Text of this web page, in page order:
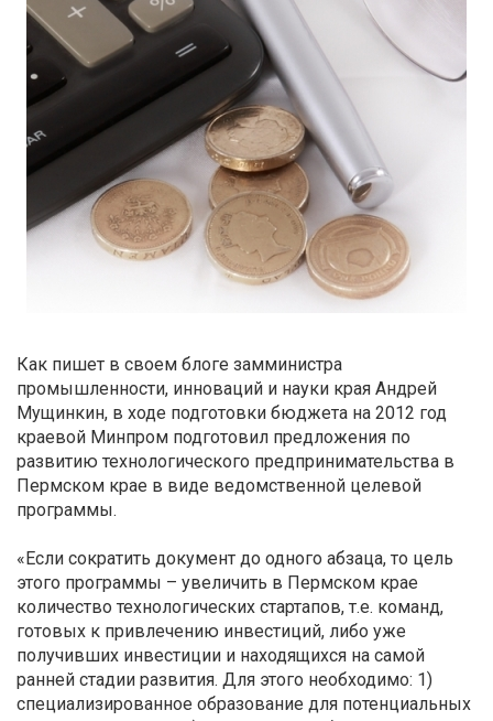
Как пишет в своем блоге замминистра
промышленности, инноваций и науки края Андрей
Мущинкин, в ходе подготовки бюджета на 2012 год
краевой Минпром подготовил предложения по
развитию технологического предпринимательства в
Пермском крае в виде ведомственной целевой
программы.
«Если сократить документ до одного абзаца, то цель
этого программы – увеличить в Пермском крае
количество технологических стартапов, т.е. команд,
готовых к привлечению инвестиций, либо уже
получивших инвестиции и находящихся на самой
ранней стадии развития. Для этого необходимо: 1)
специализированное образование для потенциальных